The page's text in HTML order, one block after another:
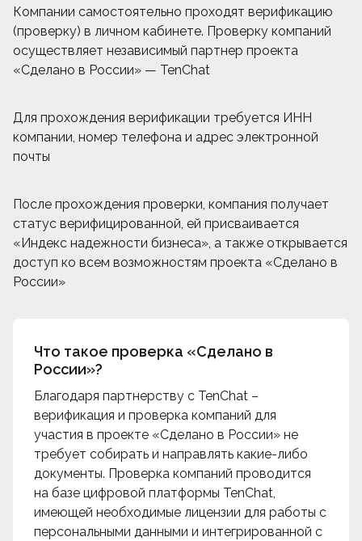
Компании самостоятельно проходят верификацию
(проверку) в личном кабинете. Проверку компаний
осуществляет независимый партнер проекта
«Сделано в России» — TenChat
Для прохождения верификации требуется ИНН
компании, номер телефона и адрес электронной
почты
После прохождения проверки, компания получает
статус верифицированной, ей присваивается
«Индекс надежности бизнеса», а также открывается
доступ ко всем возможностям проекта «Сделано в
России»
Что такое проверка «Сделано в
России»?
Благодаря партнерству c TenChat –
верификация и проверка компаний для
участия в проекте «Сделано в России» не
требует собирать и направлять какие-либо
документы. Проверка компаний проводится
на базе цифровой платформы TenChat,
имеющей необходимые лицензии для работы с
персональными данными и интегрированной с